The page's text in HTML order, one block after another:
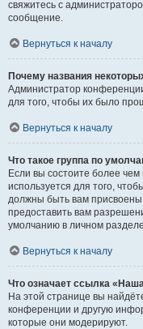
свяжитесь с
сообщение.
Вернуться к началу
Почему названия
Администратор
для того, чтобы их было
Вернуться к началу
Что такое группа по
Если вы состоите более
используется для того,
должны быть вам
предоставить вам
умолчанию в личном разделе.
Вернуться к началу
Что означает ссылка
На этой странице вы
конференции и другую
которые они модерируют.